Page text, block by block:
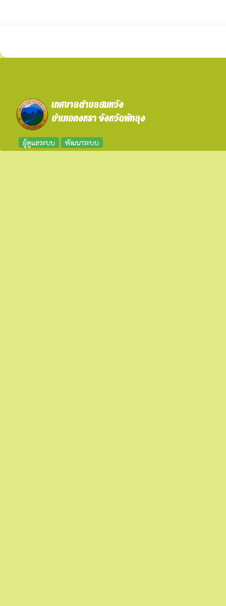
เทศบาลตำบลสมหวัง
อำเภอกงหรา จังหวัดพัทลุง
ผู้ดูแลระบบ พัฒนาระบบ